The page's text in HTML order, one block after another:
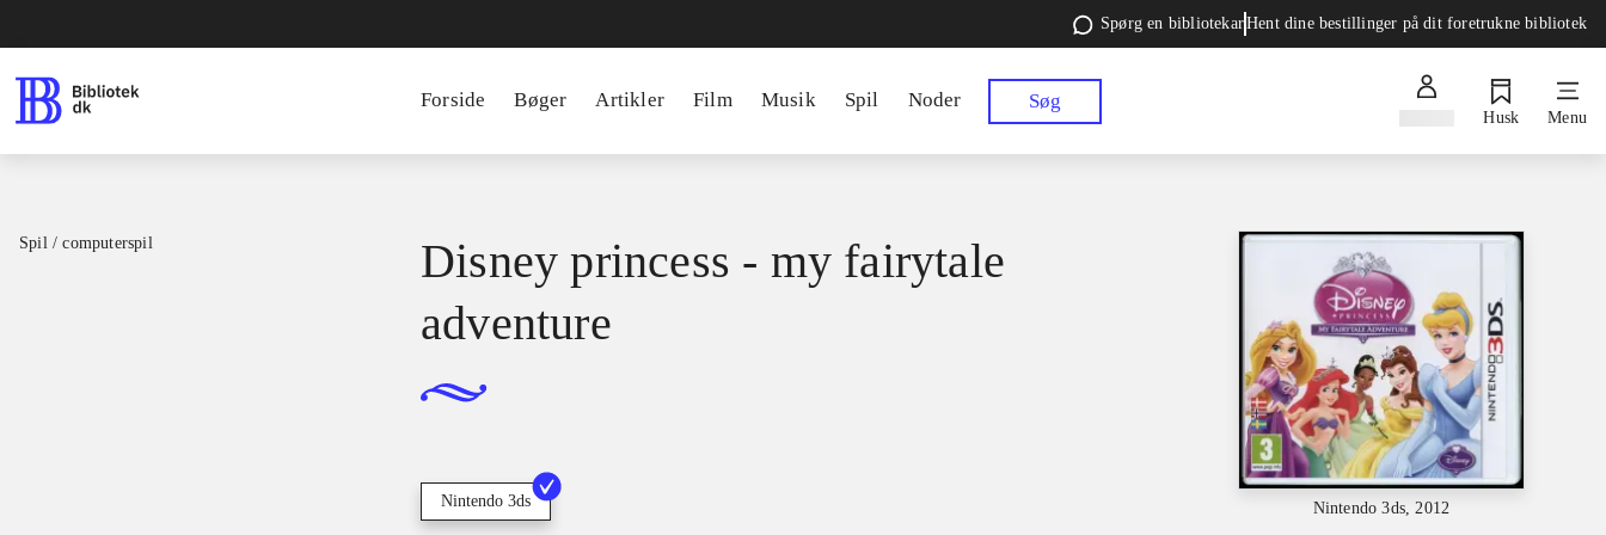
Spørg en bibliotekarHent dine bestillinger på dit foretrukne bibliotek
Forside Bøger Artikler Film Musik Spil Noder Søg
Husk Menu
Spil / computerspil
Nintendo 3ds, 2012
Disney princess - my fairytale
adventure
Nintendo 3ds